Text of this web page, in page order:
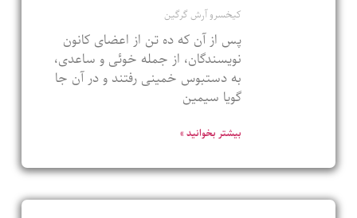
کیخسرو آرش گرگین
پس از آن که ده تن از اعضای کانون
نویسندگان، از جمله خوئی و ساعدی،
به دستبوس خمینی رفتند و در آن جا
گویا سیمین
بیشتر بخوانید »